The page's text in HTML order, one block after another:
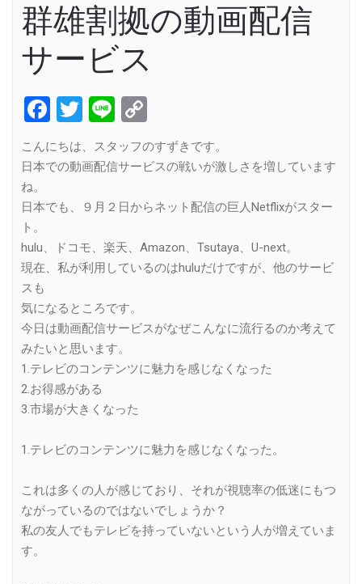
群雄割拠の動画配信
サービス
Facebook
Twitter
Line
Link
こんにちは、スタッフのすずきです。
日本での動画配信サービスの戦いが激しさを増しています
ね。
日本でも、９月２日からネット配信の巨人Netflixがスター
ト。
hulu、ドコモ、楽天、Amazon、Tsutaya、U-next。
現在、私が利用しているのはhuluだけですが、他のサービ
スも
気になるところです。
今日は動画配信サービスがなぜこんなに流行るのか考えて
みたいと思います。
1.テレビのコンテンツに魅力を感じなくなった
2.お得感がある
3.市場が大きくなった
1.テレビのコンテンツに魅力を感じなくなった。
これは多くの人が感じており、それが視聴率の低迷にもつ
ながっているのではないでしょうか？
私の友人でもテレビを持っていないという人が増えていま
す。